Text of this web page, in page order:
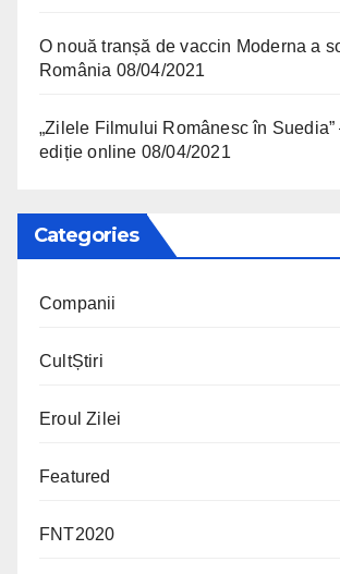
O nouă tranșă de vaccin Moderna a
România 08/04/2021
„Zilele Filmului Românesc în Suedia”
ediție online 08/04/2021
Categories
Companii
CultȘtiri
Eroul Zilei
Featured
FNT2020